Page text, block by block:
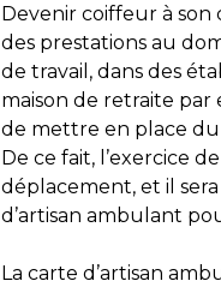
Devenir coiffeur à son
des prestations au
de travail, dans des
maison de retraite par
de mettre en place
De ce fait, l’exercice
déplacement, et il
d’artisan ambulant
La carte d’artisan